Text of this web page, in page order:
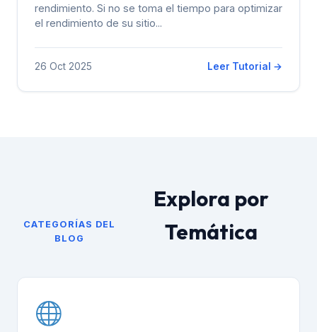
rendimiento. Si no se toma el tiempo para optimizar
el rendimiento de su sitio...
26 Oct 2025 Leer Tutorial →
CATEGORÍAS DEL
BLOG
Explora por
Temática